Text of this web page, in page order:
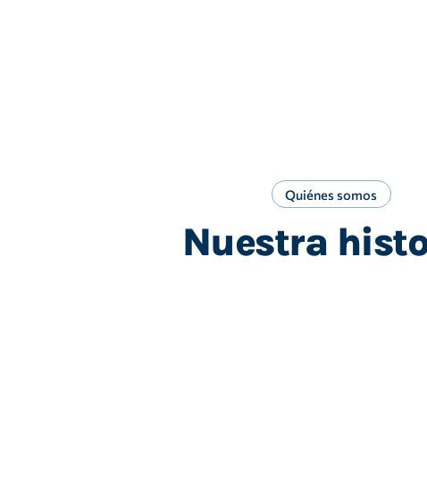
Quiénes somos
Nuestra